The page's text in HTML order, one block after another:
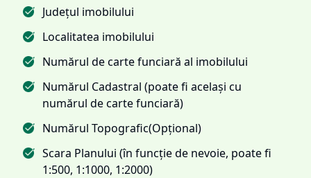
Județul imobilului
Localitatea imobilului
Numărul de carte funciară al imobilului
Numărul Cadastral (poate fi același cu
numărul de carte funciară)
Numărul Topografic(Opțional)
Scara Planului (în funcție de nevoie, poate fi
1:500, 1:1000, 1:2000)